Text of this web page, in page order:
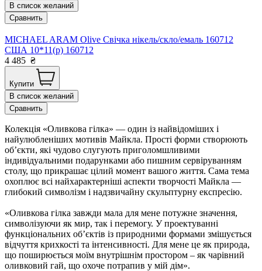
В список желаний
Сравнить
MICHAEL ARAM Olive Свічка нікель/скло/емаль 160712
США 10*11(р) 160712
4 485 ₴
Купити
В список желаний
Сравнить
Колекція «Оливкова гілка» — один із найвідоміших і
найулюбленіших мотивів Майкла. Прості форми створюють
об’єкти, які чудово слугують приголомшливими
індивідуальними подарунками або пишним сервіруванням
столу, що прикрашає цілий момент вашого життя. Сама тема
охоплює всі найхарактерніші аспекти творчості Майкла —
глибокий символізм і надзвичайну скульптурну експресію.
«Оливкова гілка завжди мала для мене потужне значення,
символізуючи як мир, так і перемогу. У проектуванні
функціональних об’єктів із природними формами змішується
відчуття крихкості та інтенсивності. Для мене це як природа,
що поширюється моїм внутрішнім простором – як чарівний
оливковий гай, що охоче потрапив у мій дім».